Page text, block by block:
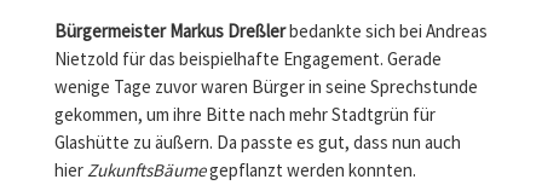
Bürgermeister Markus Dreßlerbedankte sich bei Andreas
Nietzold für das beispielhafte Engagement. Gerade
wenige Tage zuvor waren Bürger in seine Sprechstunde
gekommen, um ihre Bitte nach mehr Stadtgrün für
Glashütte zu äußern. Da passte es gut, dass nun auch
hierZukunftsBäumegepflanzt werden konnten.